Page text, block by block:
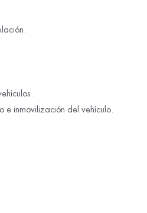
e inmovilización del vehículo.